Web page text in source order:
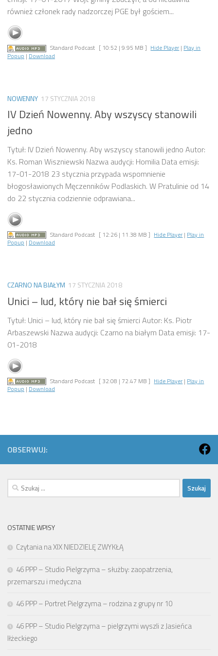
również członek rady nadzorczej PGE był gościem...
Standard Podcast [ 10:52 | 9.95 MB ] Hide Player | Play in
Popup | Download
NOWENNY 17 STYCZNIA 2018
IV Dzień Nowenny. Aby wszyscy stanowili
jedno
Tytuł: IV Dzień Nowenny. Aby wszyscy stanowili jedno Autor:
Ks. Roman Wiszniewski Nazwa audycji: Homilia Data emisji:
17-01-2018 23 stycznia przypada wspomnienie
błogosławionych Męczenników Podlaskich. W Pratulinie od 14
do 22 stycznia codziennie odprawiana...
Standard Podcast [ 12:26 | 11.38 MB ] Hide Player | Play in
Popup | Download
CZARNO NA BIAŁYM 17 STYCZNIA 2018
Unici – lud, który nie bał się śmierci
Tytuł: Unici – lud, który nie bał się śmierci Autor: Ks. Piotr
Arbaszewski Nazwa audycji: Czarno na białym Data emisji: 17-
01-2018
Standard Podcast [ 32:08 | 72.47 MB ] Hide Player | Play in
Popup | Download
OBSERWUJ:
Szukaj:
OSTATNIE WPISY
Czytania na XIX NIEDZIELĘ ZWYKŁĄ
46 PPP – Studio Pielgrzyma – służby: zaopatrzenia,
przemarszu i medyczna
46 PPP – Portret Pielgrzyma – rodzina z grupy nr 10
46 PPP – Studio Pielgrzyma – pielgrzymi wyszli z Jasieńca
Iłżeckiego